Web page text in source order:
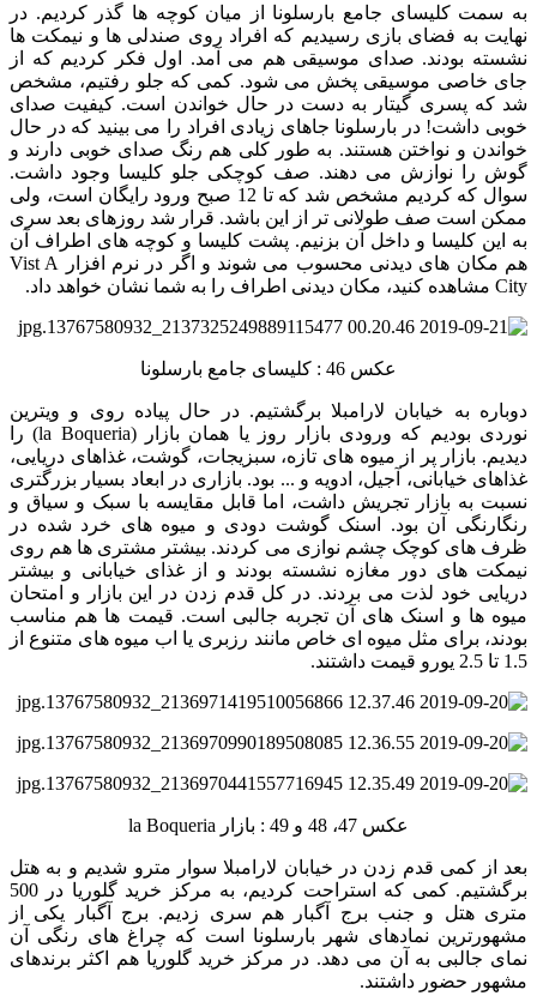
به سمت کلیسای جامع بارسلونا از میان کوچه ها گذر کردیم. در
نهایت به فضای بازی رسیدیم که افراد روی صندلی ها و نیمکت ها
نشسته بودند. صدای موسیقی هم می آمد. اول فکر کردیم که از
جای خاصی موسیقی پخش می شود. کمی که جلو رفتیم، مشخص
شد که پسری گیتار به دست در حال خواندن است. کیفیت صدای
خوبی داشت! در بارسلونا جاهای زیادی افراد را می بینید که در حال
خواندن و نواختن هستند. به طور کلی هم رنگ صدای خوبی دارند و
گوش را نوازش می دهند. صف کوچکی جلو کلیسا وجود داشت.
سوال که کردیم مشخص شد که تا 12 صبح ورود رایگان است، ولی
ممکن است صف طولانی تر از این باشد. قرار شد روزهای بعد سری
به این کلیسا و داخل آن بزنیم. پشت کلیسا و کوچه های اطراف آن
هم مکان های دیدنی محسوب می شوند و اگر در نرم افزار Vist A
City مشاهده کنید، مکان دیدنی اطراف را به شما نشان خواهد داد.
عکس 46 : کلیسای جامع بارسلونا
دوباره به خیابان لارامبلا برگشتیم. در حال پیاده روی و ویترین
نوردی بودیم که ورودی بازار روز یا همان بازار (la Boqueria) را
دیدیم. بازار پر از میوه های تازه، سبزیجات، گوشت، غذاهای دریایی،
غذاهای خیابانی، آجیل، ادویه و ... بود. بازاری در ابعاد بسیار بزرگتری
نسبت به بازار تجریش داشت، اما قابل مقایسه با سبک و سیاق و
رنگارنگی آن بود. اسنک گوشت دودی و میوه های خرد شده در
ظرف های کوچک چشم نوازی می کردند. بیشتر مشتری ها هم روی
نیمکت های دور مغازه نشسته بودند و از غذای خیابانی و بیشتر
دریایی خود لذت می بردند. در کل قدم زدن در این بازار و امتحان
میوه ها و اسنک های آن تجربه جالبی است. قیمت ها هم مناسب
بودند، برای مثل میوه ای خاص مانند رزبری یا اب میوه های متنوع از
1.5 تا 2.5 یورو قیمت داشتند.
عکس 47، 48 و 49 : بازار la Boqueria
بعد از کمی قدم زدن در خیابان لارامبلا سوار مترو شدیم و به هتل
برگشتیم. کمی که استراحت کردیم، به مرکز خرید گلوریا در 500
متری هتل و جنب برج آگبار هم سری زدیم. برج آگبار یکی از
مشهورترین نمادهای شهر بارسلونا است که چراغ های رنگی آن
نمای جالبی به آن می دهد. در مرکز خرید گلوریا هم اکثر برندهای
مشهور حضور داشتند.